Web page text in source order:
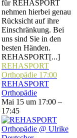
für REHASPORT
nehmen hierbei genau
Rücksicht auf ihre
Einschränkung. Bei
uns sind Sie in den
besten Händen.
REHASPORT[...]
REHASPORT
Orthopädie 17:00
REHASPORT
Orthopädie
Mai 15 um 17:00 –
17:45